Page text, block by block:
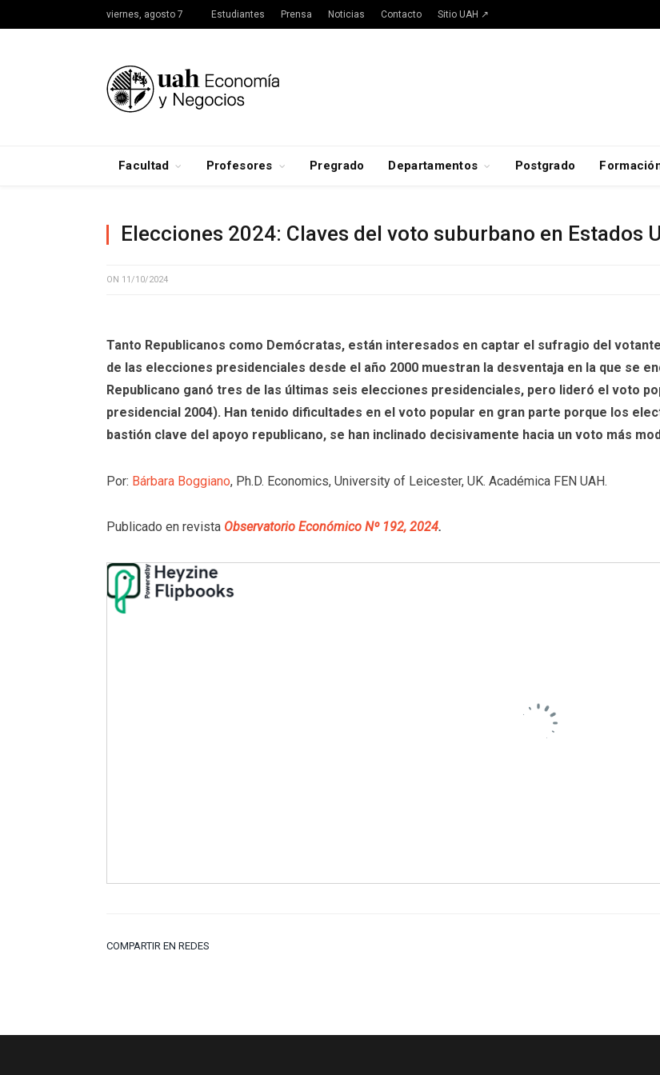
viernes, agosto 7 Estudiantes Prensa Noticias Contacto Sitio UAH ↗
Facultad Profesores Pregrado Departamentos Postgrado
Elecciones 2024: Claves del voto suburbano en Estados
ON 11/10/2024
Tanto Republicanos como Demócratas, están interesados en captar el sufragio del
de las elecciones presidenciales desde el año 2000 muestran la desventaja en la que se
Republicano ganó tres de las últimas seis elecciones presidenciales, pero lideró el voto
presidencial 2004). Han tenido dificultades en el voto popular en gran parte porque los
bastión clave del apoyo republicano, se han inclinado decisivamente hacia un voto más
Por: Bárbara Boggiano, Ph.D. Economics, University of Leicester, UK. Académica FEN UAH.
Publicado en revista Observatorio Económico Nº 192, 2024.
COMPARTIR EN REDES